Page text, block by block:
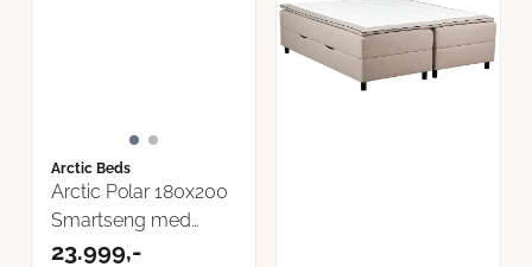
Arctic Beds
Arctic Polar 180x200
Smartseng med
oppbevaring
23.999,-